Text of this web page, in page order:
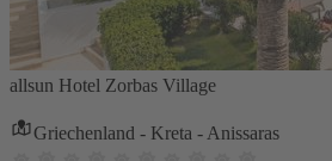
allsun Hotel Zorbas Village
Griechenland - Kreta - Anissaras